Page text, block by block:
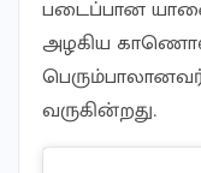
படைப்பான
அழகிய
வருகின்றது.